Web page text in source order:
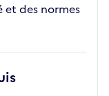
et des normes